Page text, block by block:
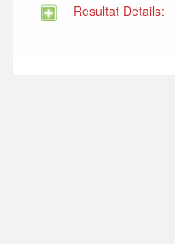
Resultat Details: